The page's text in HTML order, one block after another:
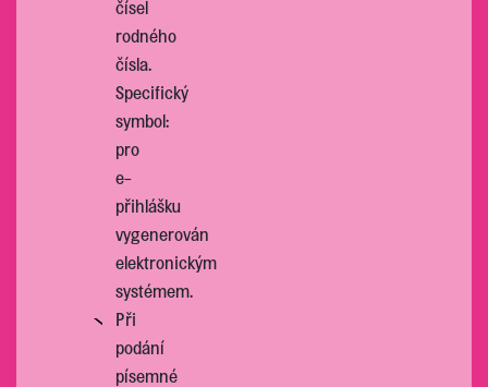
čísel
rodného
čísla.
Specifický
symbol:
pro
e-
přihlášku
vygenerován
elektronickým
systémem.
Při
podání
písemné